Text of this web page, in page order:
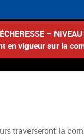
–
en vigueur sur la
traverseront la